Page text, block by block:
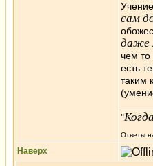
сам
даже
чем то
есть
таким
"
Ответы
Наверх